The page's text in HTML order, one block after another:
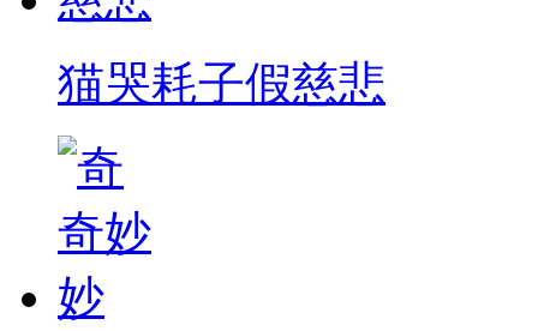
猫哭耗子假慈悲